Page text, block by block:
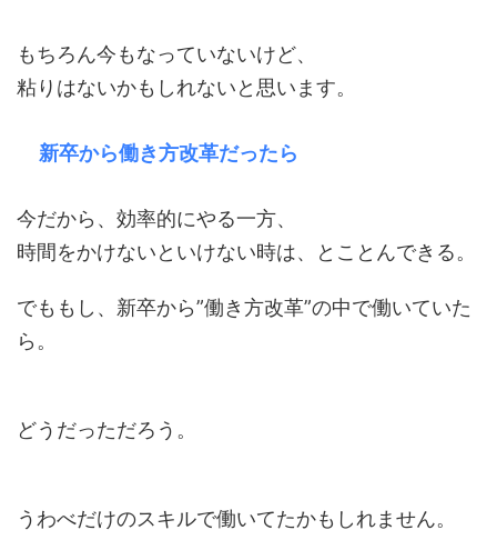
もちろん今もなっていないけど、
粘りはないかもしれないと思います。
新卒から働き方改革だったら
今だから、効率的にやる一方、
時間をかけないといけない時は、とことんできる。
でももし、新卒から”働き方改革”の中で働いていた
ら。
どうだっただろう。
うわべだけのスキルで働いてたかもしれません。